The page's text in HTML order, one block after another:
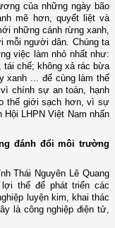
của những ngày bão
mẽ hơn, quyết liệt và
những cánh rừng xanh,
mỗi người dân. Chúng ta
việc làm nhỏ nhất như:
tái chế; không xả rác bừa
xanh ... để cùng làm thế
chính sự an toàn, hạnh
thế giới sạch hơn, vì sự
LHPN Việt Nam nhấn
đánh đổi môi trường
Thái Nguyên Lê Quang
thế để phát triển các
luyện kim, khai thác
là công nghiệp điện tử,